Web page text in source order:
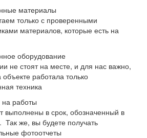
материалы
только с проверенными
материалов, которые есть на
оборудование
не стоят на месте, и для нас важно,
работала только
техника
на работы
выполнены в срок, обозначенный в
Так же, вы будете получать
фотоотчеты